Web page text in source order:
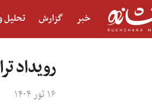
خبر گزارش تحلیل
رویداد
۱۶ ثور ۱۴۰۴